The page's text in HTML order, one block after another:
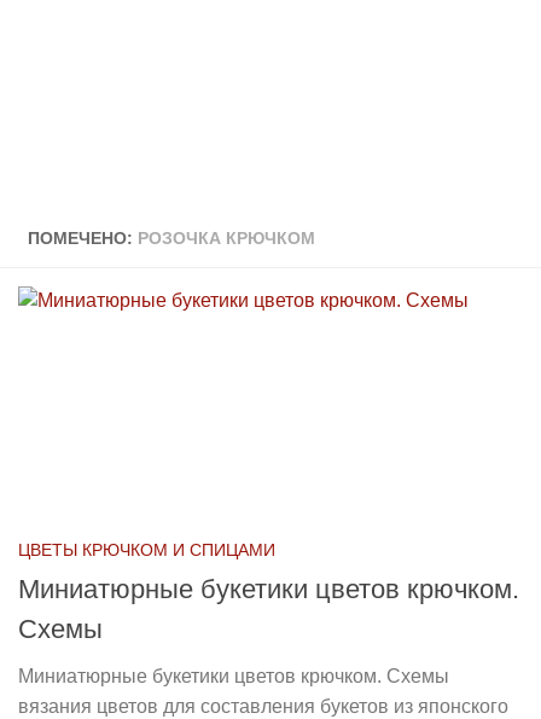
ПОМЕЧЕНО: РОЗОЧКА КРЮЧКОМ
ЦВЕТЫ КРЮЧКОМ И СПИЦАМИ
Миниатюрные букетики цветов крючком.
Схемы
Миниатюрные букетики цветов крючком. Схемы
вязания цветов для составления букетов из японского